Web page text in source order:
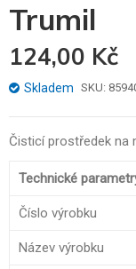
Trumil
124,00 Kč
Skladem SKU
Čisticí prostředek na
Technické
Číslo výrobku
Název výrobku
beginning
of
the
gallery